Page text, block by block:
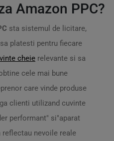
Amazon PPC?
sta sistemul de licitare,
platesti pentru fiecare
cheie relevante si sa
cele mai bune
care vinde produse
clienti utilizand cuvinte
performant" si"aparat
nevoile reale